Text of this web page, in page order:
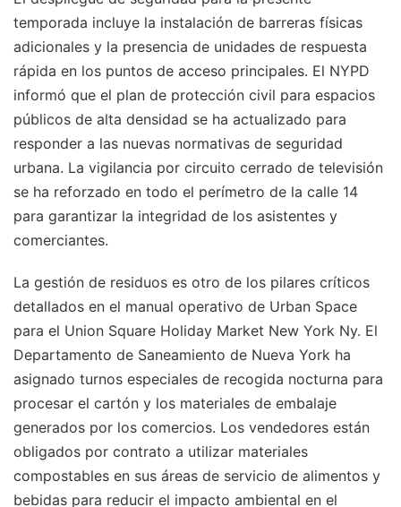
temporada incluye la instalación de barreras físicas
adicionales y la presencia de unidades de respuesta
rápida en los puntos de acceso principales. El NYPD
informó que el plan de protección civil para espacios
públicos de alta densidad se ha actualizado para
responder a las nuevas normativas de seguridad
urbana. La vigilancia por circuito cerrado de televisión
se ha reforzado en todo el perímetro de la calle 14
para garantizar la integridad de los asistentes y
comerciantes.
La gestión de residuos es otro de los pilares críticos
detallados en el manual operativo de Urban Space
para el Union Square Holiday Market New York Ny. El
Departamento de Saneamiento de Nueva York ha
asignado turnos especiales de recogida nocturna para
procesar el cartón y los materiales de embalaje
generados por los comercios. Los vendedores están
obligados por contrato a utilizar materiales
compostables en sus áreas de servicio de alimentos y
bebidas para reducir el impacto ambiental en el